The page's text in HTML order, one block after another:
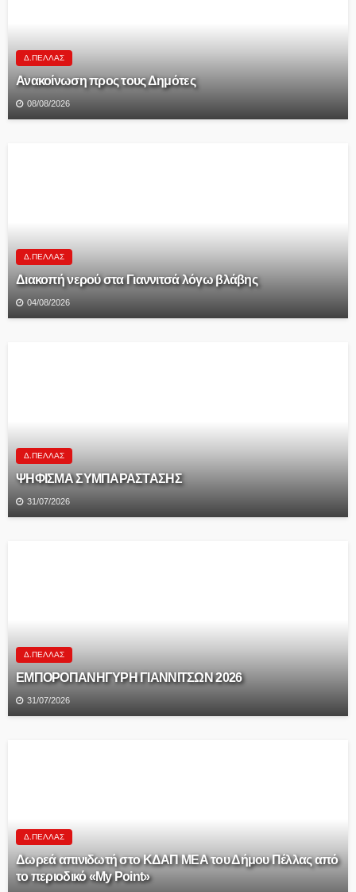
Δ.ΠΈΛΛΑΣ
Ανακοίνωση προς τους Δημότες
08/08/2026
Δ.ΠΈΛΛΑΣ
Διακοπή νερού στα Γιαννιτσά λόγω βλάβης
04/08/2026
Δ.ΠΈΛΛΑΣ
ΨΗΦΙΣΜΑ ΣΥΜΠΑΡΑΣΤΑΣΗΣ
31/07/2026
Δ.ΠΈΛΛΑΣ
ΕΜΠΟΡΟΠΑΝΗΓΥΡΗ ΓΙΑΝΝΙΤΣΩΝ 2026
31/07/2026
Δ.ΠΈΛΛΑΣ
Δωρεά απινιδωτή στο ΚΔΑΠ ΜΕΑ του Δήμου Πέλλας από
το περιοδικό «My Point»